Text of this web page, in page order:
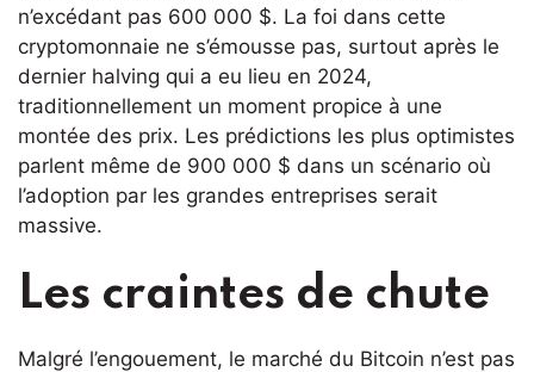
n’excédant pas 600 000 $. La foi dans cette
cryptomonnaie ne s’émousse pas, surtout après le
dernier halving qui a eu lieu en 2024,
traditionnellement un moment propice à une
montée des prix. Les prédictions les plus optimistes
parlent même de 900 000 $ dans un scénario où
l’adoption par les grandes entreprises serait
massive.
Les craintes de chute
Malgré l’engouement, le marché du Bitcoin n’est pas